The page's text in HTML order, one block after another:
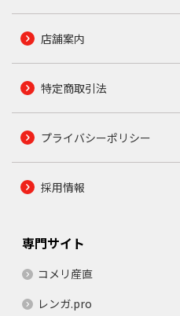
店舗案内
特定商取引法
プライバシーポリシー
採用情報
専門サイト
コメリ産直
レンガ.pro